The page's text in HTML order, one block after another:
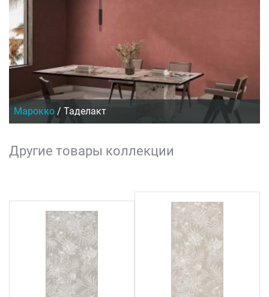
Марокко / Таделакт
Другие товары коллекции